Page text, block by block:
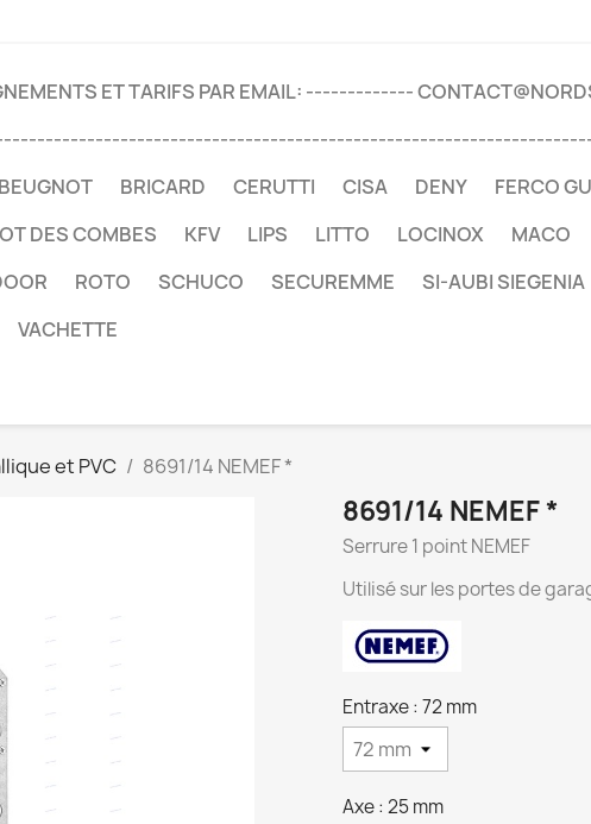
ET TARIFS PAR EMAIL: -------------
BEUGNOT BRICARD CERUTTI CISA DENY FERCO GU
DES COMBES
KFV LIPS LITTO LOCINOX MACO
ROTO SCHUCO SECUREMME SI-AUBI SIEGENIA
VACHETTE
et PVC 8691/14 NEMEF *
8691/14 NEMEF *
Serrure 1 point NEMEF
Utilisé sur les portes de
Entraxe : 72 mm
Axe : 25 mm